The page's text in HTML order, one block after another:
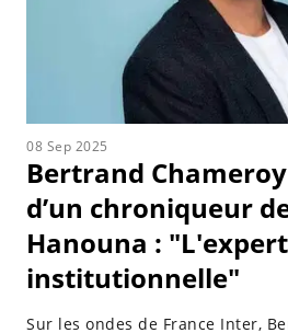
08 Sep 2025
Bertrand
d’un chroniqueur
Hanouna :
institutionnelle"
Sur les ondes de France Inter,